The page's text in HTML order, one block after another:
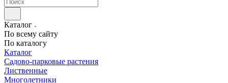
Каталог
По всему сайту
По каталогу
Каталог
Садово-парковые растения
Лиственные
Многолетники